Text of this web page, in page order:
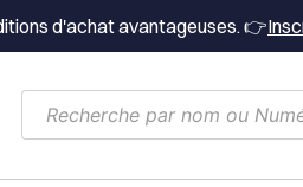
d'achat avantageuses. 👉